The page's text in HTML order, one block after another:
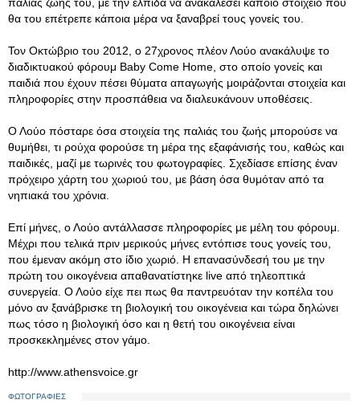
θα του επέτρεπε κάποια μέρα να ξαναβρεί τους γονείς του.
Τον Οκτώβριο του 2012, ο 27χρονος πλέον Λούο ανακάλυψε το
διαδικτυακού φόρουμ Baby Come Home, στο οποίο γονείς και
παιδιά που έχουν πέσει θύματα απαγωγής μοιράζονται στοιχεία και
πληροφορίες στην προσπάθεια να διαλευκάνουν υποθέσεις.
Ο Λούο πόσταρε όσα στοιχεία της παλιάς του ζωής μπορούσε να
θυμήθει, τι ρούχα φορούσε τη μέρα της εξαφάνισής του, καθώς και
παιδικές, μαζί με τωρινές του φωτογραφίες. Σχεδίασε επίσης έναν
πρόχειρο χάρτη του χωριού του, με βάση όσα θυμόταν από τα
νηπιακά του χρόνια.
Επί μήνες, ο Λούο αντάλλασσε πληροφορίες με μέλη του φόρουμ.
Μέχρι που τελικά πριν μερικούς μήνες εντόπισε τους γονείς του,
που έμεναν ακόμη στο ίδιο χωριό. Η επανασύνδεσή του με την
πρώτη του οικογένεια απαθανατίστηκε live από τηλεοπτικά
συνεργεία. Ο Λούο είχε πει πως θα παντρευόταν την κοπέλα του
μόνο αν ξανάβρισκε τη βιολογική του οικογένεια και τώρα δηλώνει
πως τόσο η βιολογική όσο και η θετή του οικογένεια είναι
προσκεκλημένες στον γάμο.
http://www.athensvoice.gr
ΦΩΤΟΓΡΑΦΙΕΣ